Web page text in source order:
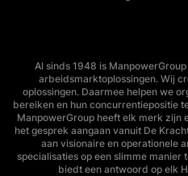
Al sinds 1948 is
arbeidsmarktoplossingen. Wij
oplossingen. Daarmee helpen we
bereiken en hun concurrentiepositie
ManpowerGroup heeft elk merk zijn
het gesprek aangaan vanuit De
aan visionaire en operationele
specialisaties op een slimme
biedt een antwoord op elk